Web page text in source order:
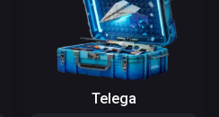
Telega